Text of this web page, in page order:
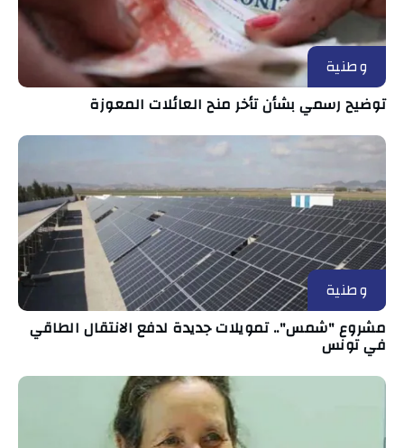
وطنية
توضيح رسمي بشأن تأخر منح العائلات المعوزة
وطنية
مشروع "شمس".. تمويلات جديدة لدفع الانتقال الطاقي
في تونس